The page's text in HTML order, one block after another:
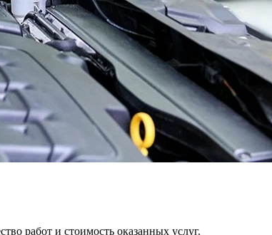
работ и стоимость оказанных услуг.